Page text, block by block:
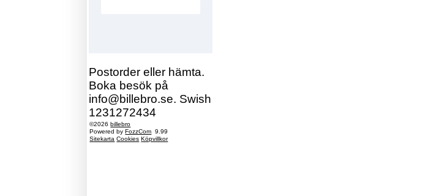
Postorder eller hämta.
Boka besök på
info@billebro.se. Swish
1231272434
©2026billebro
Powered byFozzCom 9.99
Sitekarta Cookies Köpvillkor